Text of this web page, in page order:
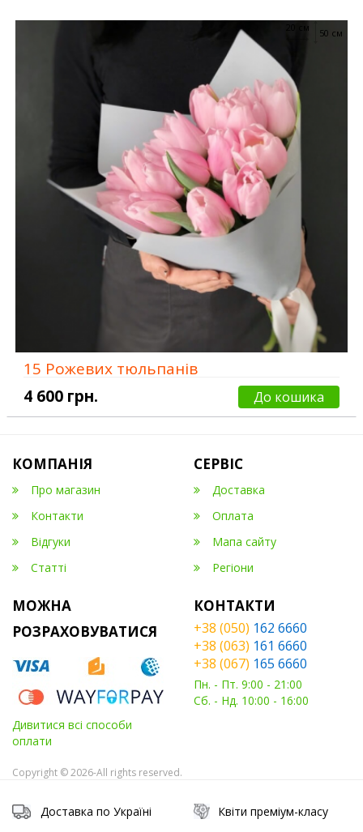
50 см
20 см
15 Рожевих тюльпанів
4 600 грн.
До кошика
КОМПАНІЯ
Про магазин
Контакти
Відгуки
Статті
СЕРВІС
Доставка
Оплата
Мапа сайту
Регіони
МОЖНА
РОЗРАХОВУВАТИСЯ
Дивитися всі способи
оплати
КОНТАКТИ
+38 (050) 162 6660
+38 (063) 161 6660
+38 (067) 165 6660
Пн. - Пт. 9:00 - 21:00
Сб. - Нд. 10:00 - 16:00
Copyright © 2026-All rights reserved.
Доставка по Україні Квіти преміум-класу